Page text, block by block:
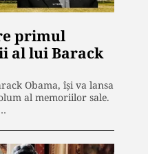
primul
al lui Barack
Obama, îşi va lansa
al memoriilor sale.